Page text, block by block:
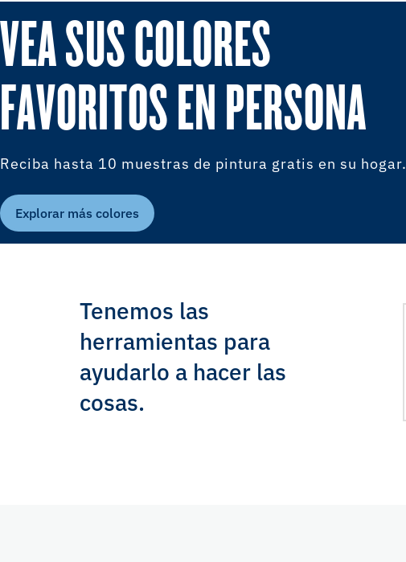
VEA SUS COLORES
FAVORITOS EN PERSONA
Reciba hasta 10 muestras de pintura gratis en su hogar.
Explorar más colores
Tenemos las
herramientas para
ayudarlo a hacer las
cosas.